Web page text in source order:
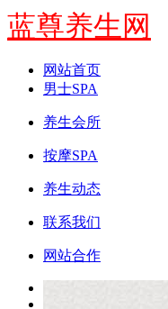
蓝尊养生网
网站首页
男士SPA
养生会所
按摩SPA
养生动态
联系我们
网站合作